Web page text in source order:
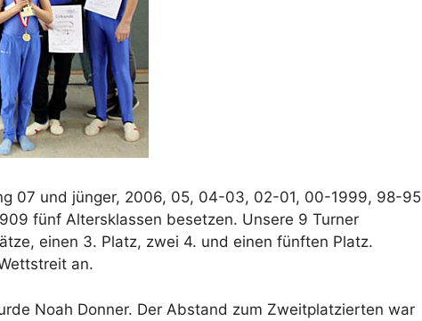
07 und jünger, 2006, 05, 04-03, 02-01, 00-1999, 98-95
fünf Altersklassen besetzen. Unsere 9 Turner
einen 3. Platz, zwei 4. und einen fünften Platz.
an.
Noah Donner. Der Abstand zum Zweitplatzierten war